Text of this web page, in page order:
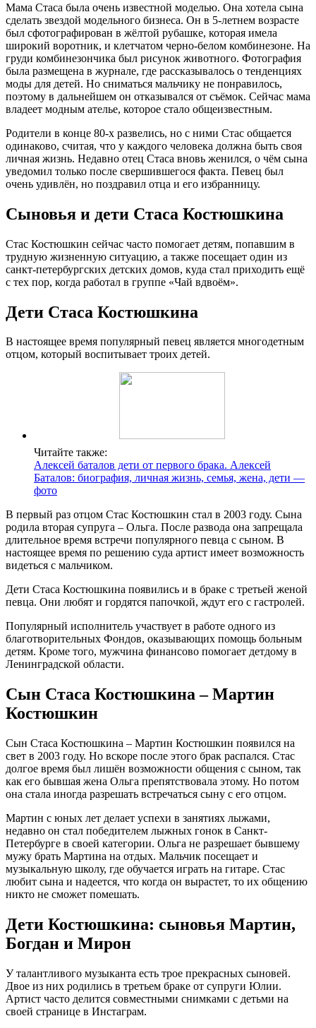
Мама Стаса была очень известной моделью. Она хотела сына
сделать звездой модельного бизнеса. Он в 5-летнем возрасте
был сфотографирован в жёлтой рубашке, которая имела
широкий воротник, и клетчатом черно-белом комбинезоне. На
груди комбинезончика был рисунок животного. Фотография
была размещена в журнале, где рассказывалось о тенденциях
моды для детей. Но сниматься мальчику не понравилось,
поэтому в дальнейшем он отказывался от съёмок. Сейчас мама
владеет модным ателье, которое стало общеизвестным.
Родители в конце 80-х развелись, но с ними Стас общается
одинаково, считая, что у каждого человека должна быть своя
личная жизнь. Недавно отец Стаса вновь женился, о чём сына
уведомил только после свершившегося факта. Певец был
очень удивлён, но поздравил отца и его избранницу.
Сыновья и дети Стаса Костюшкина
Стас Костюшкин сейчас часто помогает детям, попавшим в
трудную жизненную ситуацию, а также посещает один из
санкт-петербургских детских домов, куда стал приходить ещё
с тех пор, когда работал в группе «Чай вдвоём».
Дети Стаса Костюшкина
В настоящее время популярный певец является многодетным
отцом, который воспитывает троих детей.
Читайте также:
Алексей баталов дети от первого брака. Алексей
Баталов: биография, личная жизнь, семья, жена, дети —
фото
В первый раз отцом Стас Костюшкин стал в 2003 году. Сына
родила вторая супруга – Ольга. После развода она запрещала
длительное время встречи популярного певца с сыном. В
настоящее время по решению суда артист имеет возможность
видеться с мальчиком.
Дети Стаса Костюшкина появились и в браке с третьей женой
певца. Они любят и гордятся папочкой, ждут его с гастролей.
Популярный исполнитель участвует в работе одного из
благотворительных Фондов, оказывающих помощь больным
детям. Кроме того, мужчина финансово помогает детдому в
Ленинградской области.
Сын Стаса Костюшкина – Мартин
Костюшкин
Сын Стаса Костюшкина – Мартин Костюшкин появился на
свет в 2003 году. Но вскоре после этого брак распался. Стас
долгое время был лишён возможности общения с сыном, так
как его бывшая жена Ольга препятствовала этому. Но потом
она стала иногда разрешать встречаться сыну с его отцом.
Мартин с юных лет делает успехи в занятиях лыжами,
недавно он стал победителем лыжных гонок в Санкт-
Петербурге в своей категории. Ольга не разрешает бывшему
мужу брать Мартина на отдых. Мальчик посещает и
музыкальную школу, где обучается играть на гитаре. Стас
любит сына и надеется, что когда он вырастет, то их общению
никто не сможет помешать.
Дети Костюшкина: сыновья Мартин,
Богдан и Мирон
У талантливого музыканта есть трое прекрасных сыновей.
Двое из них родились в третьем браке от супруги Юлии.
Артист часто делится совместными снимками с детьми на
своей странице в Инстаграм.